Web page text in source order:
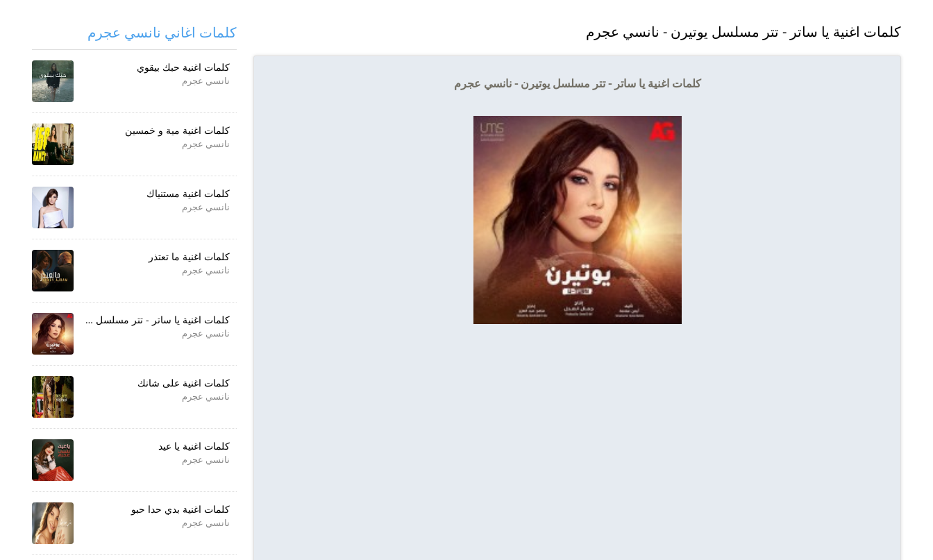
كلمات اغنية يا ساتر - تتر مسلسل يوتيرن - نانسي عجرم
كلمات اغنية يا ساتر - تتر مسلسل يوتيرن - نانسي عجرم
كلمات اغاني نانسي عجرم
كلمات اغنية حبك بيقوي
نانسي عجرم
كلمات اغنية مية و خمسين
نانسي عجرم
كلمات اغنية مستنياك
نانسي عجرم
كلمات اغنية ما تعتذر
نانسي عجرم
كلمات اغنية يا ساتر - تتر مسلسل يوتيرن
نانسي عجرم
كلمات اغنية على شانك
نانسي عجرم
كلمات اغنية يا عيد
نانسي عجرم
كلمات اغنية بدي حدا حبو
نانسي عجرم